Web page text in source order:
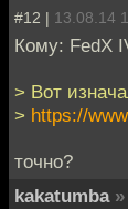
#12 | 13.08.14
Кому: FedX
> Вот
> https://
точно?
kakatumba »